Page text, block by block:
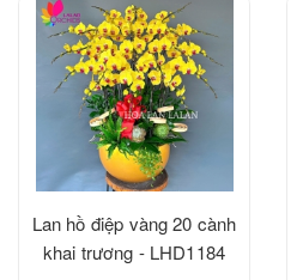
Lan hồ điệp vàng 20 cành
khai trương - LHD1184